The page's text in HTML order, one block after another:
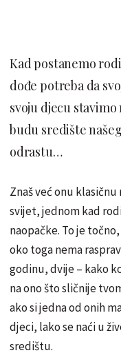
Kad postanemo
dođe potreba da
svoju djecu
budu središte
odrastu…
Znaš već onu
svijet, jednom kad
naopačke. To je
oko toga nema
godinu, dvije – kako
na ono što sličnije
ako si jedna od onih
djeci, lako se naći u
središtu.